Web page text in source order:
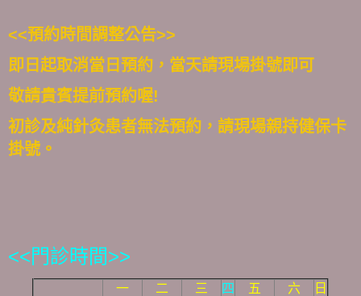
<<預約時間調整公告>>
即日起取消當日預約，當天請現場掛號即可
敬請貴賓提前預約喔!
初診及純針灸患者無法預約，請現場親持健保卡
掛號。
<<門診時間>>
一 二 三 四 五 六
日